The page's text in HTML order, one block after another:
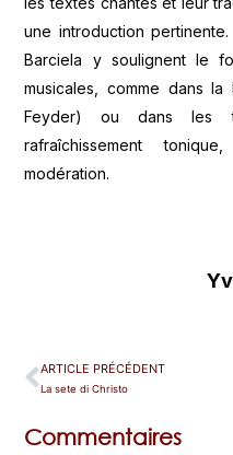
une introduction
Barciela y soulignent le
musicales, comme dans
Feyder) ou dans les
rafraîchissement
modération.
ARTICLE PRÉCÉDENT
La sete di Christo
Commentaires